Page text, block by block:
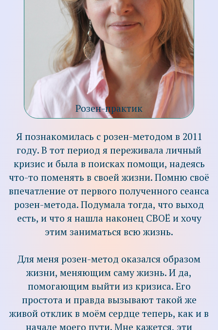
Я познакомилась с розен-методом в 2011
году. В тот период я переживала личный
кризис и была в поисках помощи, надеясь
что-то поменять в своей жизни. Помню своё
впечатление от первого полученного сеанса
розен-метода. Подумала тогда, что выход
есть, и что я нашла наконец СВОЁ и хочу
этим заниматься всю жизнь.
Для меня розен-метод оказался образом
жизни, меняющим саму жизнь. И да,
помогающим выйти из кризиса. Его
живой отклик в моём сердце теперь, как и в
начале моего пути. Мне кажется, эти
принципы, правда и простота, стали моими
основными качествами по жизни. Я стала
больше ценить те близкие отношения,
которые у меня есть. Перестала тратить
время на отношения и проекты, которые не
получают отклика в моем сердце. Научилась
немного прямее держать спину, немного
глубже дышать, немного тоньше
чувствовать. И любить то, что имею.
напряжением, не через силу. Этому, и ещё
Образование